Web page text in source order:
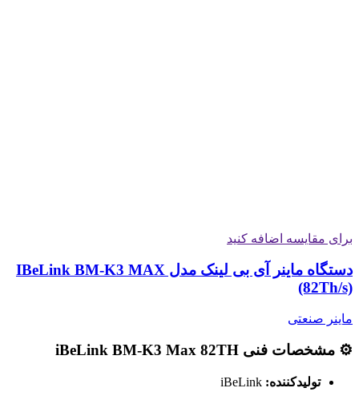
برای مقایسه اضافه کنید
دستگاه ماینر آی بی لینک مدل IBeLink BM-K3 MAX
(82Th/s)
ماینر صنعتی
⚙️ مشخصات فنی iBeLink BM-K3 Max 82TH
تولیدکننده: